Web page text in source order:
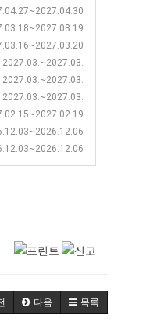
다음 목록